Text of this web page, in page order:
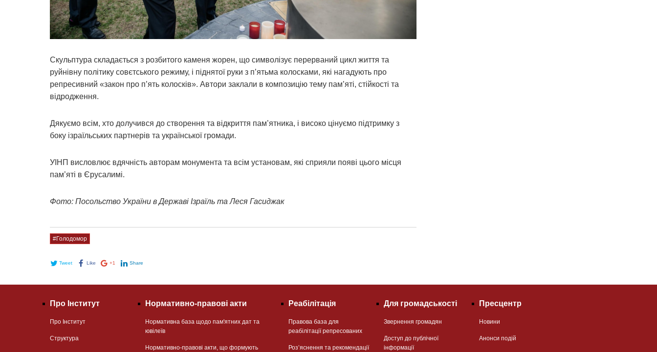
Скульптура складається з розбитого каменя жорен, що символізує перерваний цикл життя та
руйнівну політику совєтського режиму, і піднятої руки з п’ятьма колосками, які нагадують про
репресивний «закон про п’ять колосків». Автори заклали в композицію тему пам’яті, стійкості та
відродження.
Дякуємо всім, хто долучився до створення та відкриття пам’ятника, і високо цінуємо підтримку з
боку ізраїльських партнерів та української громади.
УІНП висловлює вдячність авторам монумента та всім установам, які сприяли появі цього місця
пам’яті в Єрусалимі.
Фото: Посольство України в Державі Ізраїль та Леся Гасиджак
#Голодомор
Tweet Like +1 Share
Про Інститут
Про Інститут
Структура
Нормативно-правові акти
Нормативна база щодо пам'ятних дат та
ювілеїв
Нормативно-правові акти, що формують
Реабілітація
Правова база для
реабілітації репресованих
Розʼяснення та рекомендації
Для громадськості
Звернення громадян
Доступ до публічної
інформації
Пресцентр
Новини
Анонси подій